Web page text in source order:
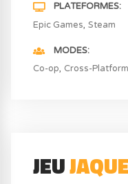
PLATEFORMES
Epic Games Steam
MODES
Co-op Cross-Platform
JEU